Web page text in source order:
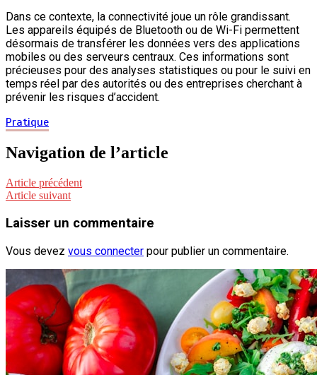
Dans ce contexte, la connectivité joue un rôle grandissant.
Les appareils équipés de Bluetooth ou de Wi-Fi permettent
désormais de transférer les données vers des applications
mobiles ou des serveurs centraux. Ces informations sont
précieuses pour des analyses statistiques ou pour le suivi en
temps réel par des autorités ou des entreprises cherchant à
prévenir les risques d’accident.
Pratique
Navigation de l’article
Article précédent
Article suivant
Laisser un commentaire
Vous devez vous connecter pour publier un commentaire.